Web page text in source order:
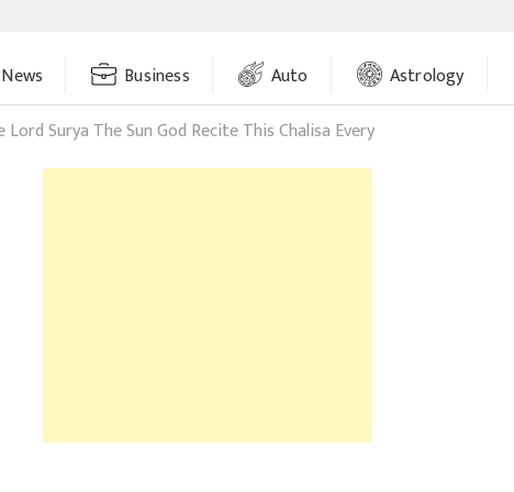
Business Auto Astrology
Lord Surya The Sun God Recite This Chalisa Every